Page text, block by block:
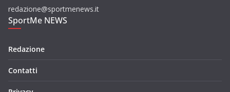
redazione@sportmenews.it
SportMe NEWS
Redazione
Contatti